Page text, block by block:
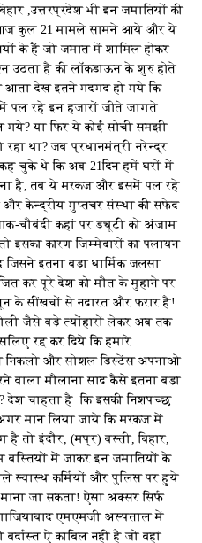
,उत्तरप्रदेश भी इन जमातियों की
कुल 21 मामले सामने आये और ये
के हैं जो जमात में शामिल होकर
उठता है की लाॅकडाऊन के शुरु होते
आता देख इतने गदगद हो गये कि
में पल रहे इन हजारों जीते जागते
गये? या फिर ये कोई सोची समझी
था? जब प्रधानमंत्री नरेन्द्र
चुके थे कि अब 21दिन हमें घरों में
है, तब ये मरकज और इसमें पल रहे
और केन्द्रीय गुप्तचर संस्था की सफेद
चौबंदी कहां पर ड्यूटी को अंजाम
इसका कारण जिम्मेदारों का पलायन
इतना बड़ा धार्मिक जलसा
कर पूरे देश को मौत के मुहाने पर
के सींखचों से नदारत और फरार है!
जैसे बड़े त्योंहारों लेकर अब तक
रद्द कर दिये कि हमारे
निकलो और सोशल डिस्टेंस अपनाओ
वाला मौलाना साद कैसे इतना बड़ा
देश चाहता है कि इसकी निशपच्छ
मान लिया जाये कि मरकज में
तो इंदौर, (मप्र) बस्ती, बिहार,
में जाकर इन जमातियों के
स्वास्थ कर्मियों और पुलिस पर हुये
जा सकता! ऐसा अक्सर सिर्फ
एमएमजी अस्पताल में
ऐ काबिल नहीं है जो वहां